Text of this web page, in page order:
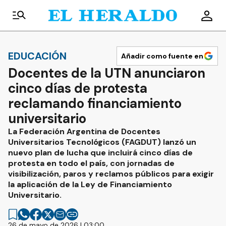
EDUCACIÓN Añadir como fuente en
Docentes de la UTN anunciaron
cinco días de protesta
reclamando financiamiento
universitario
La Federación Argentina de Docentes
Universitarios Tecnológicos (FAGDUT) lanzó un
nuevo plan de lucha que incluirá cinco días de
protesta en todo el país, con jornadas de
visibilización, paros y reclamos públicos para exigir
la aplicación de la Ley de Financiamiento
Universitario.